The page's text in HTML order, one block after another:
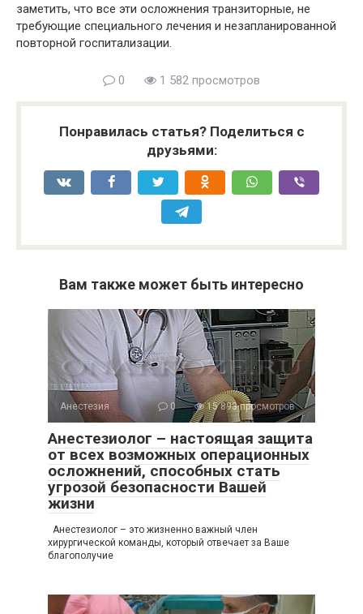
заметить, что все эти осложнения транзиторные, не
требующие специального лечения и незапланированной
повторной госпитализации.
0 1 582 просмотров
Понравилась статья? Поделиться с
друзьями:
Вам также может быть интересно
Анестезия 0 15 893 просмотров
Анестезиолог – настоящая защита
от всех возможных операционных
осложнений, способных стать
угрозой безопасности Вашей
жизни
Анестезиолог – это жизненно важный член
хирургической команды, который отвечает за Ваше
благополучие